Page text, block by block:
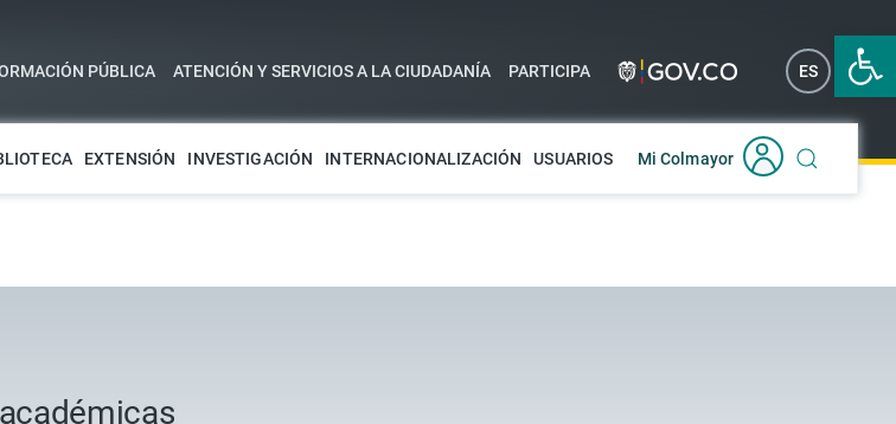
Abrir
PÚBLICA ATENCIÓN Y SERVICIOS A LA CIUDADANÍA PARTICIPA ES EN
EXTENSIÓN INVESTIGACIÓN INTERNACIONALIZACIÓN USUARIOS Mi Colmayor